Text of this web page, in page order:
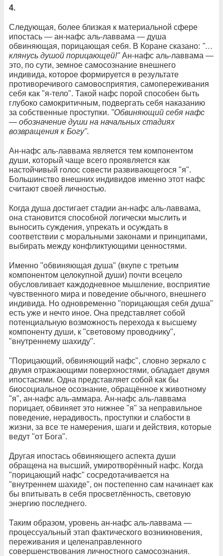
4.
Следующая, более близкая к материальной сфере
ипостась — ан-нафс аль-лаввама — душа
обвиняющая, порицающая себя. В Коране сказано: "…
клянусь душой порицающей!"Ан-нафс аль-лаввама —
это, по сути, земное самосознание внешнего
индивида, которое формируется в результате
противоречивого самовосприятия, самопереживания
себя как "я-тело". Такой нафс порой способен быть
глубоко самокритичным, подвергать себя наказанию
за собственные проступки. "Обвиняющий себя нафс
— обозначение души на начальных стадиях
возвращения к Богу".
Ан-нафс аль-лаввама является тем компонентом
души, который чаще всего проявляется как
настойчивый голос совести развивающегося "я".
Большинство внешних индивидов именно этот нафс
считают своей личностью.
Когда душа достигает стадии ан-нафс аль-лаввама,
она становится способной логически мыслить и
выносить суждения, упрекать и осуждать в
соответствии с моральными законами и принципами,
выбирать между конфликтующими ценностями.
Именно "обвиняющая душа" (вкупе с третьим
компонентом целокупной души) почти всецело
обусловливает каждодневное мышление, восприятие
чувственного мира и поведение обычного, внешнего
индивида. Но одновременно "порицающая себя душа"
есть уже и нечто иное. Она представляет собой
потенциальную возможность перехода к высшему
компоненту души, к "световому проводнику",
"внутреннему шахиду".
"Порицающий, обвиняющий нафс", словно зеркало с
двумя отражающими поверхностями, обладает двумя
ипостасями. Одна представляет собой как бы
биосоциальное осознание, обращённое к животному
"я", ан-нафс аль-аммара. Ан-нафс аль-лаввама
порицает, обвиняет это нижнее "я" за неправильное
поведение, нерадивость, проступки и слабости в
жизни, за все те намерения, шаги и действия, которые
ведут "от Бога".
Другая ипостась обвиняющего аспекта души
обращена на высший, умиротворённый нафс. Когда
"порицающий нафс" сосредотачивается на
"внутреннем шахиде", он постепенно сам начинает как
бы впитывать в себя просветлённость, световую
энергию последнего.
Таким образом, уровень ан-нафс аль-лаввама —
процессуальный этап фактического возникновения,
переживания и целенаправленного
совершенствования личностного самосознания.